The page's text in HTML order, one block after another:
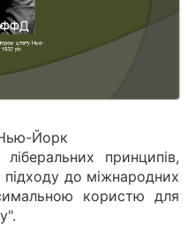
Йорк
принципів,
підходу до міжнародних
користю для